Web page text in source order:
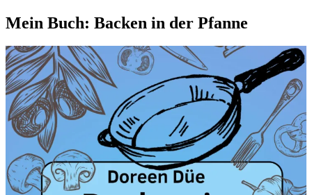
Mein Buch: Backen in der Pfanne